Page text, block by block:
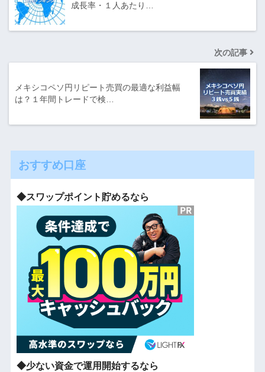
成長率・１人あたり…
次の記事
メキシコペソ円リピート売買の最適な利益幅
は？１年間トレードで検…
おすすめ口座
◆スワップポイント貯めるなら
◆少ない資金で運用開始するなら